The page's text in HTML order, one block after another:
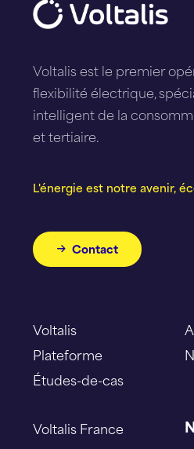
Voltalis est le premier
flexibilité électrique,
intelligent de la
et tertiaire.
L'énergie est notre avenir,
Contact
Voltalis
Plateforme
Études-de-cas
Voltalis France